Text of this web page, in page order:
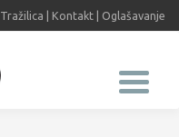
Tražilica Kontakt Oglašavanje